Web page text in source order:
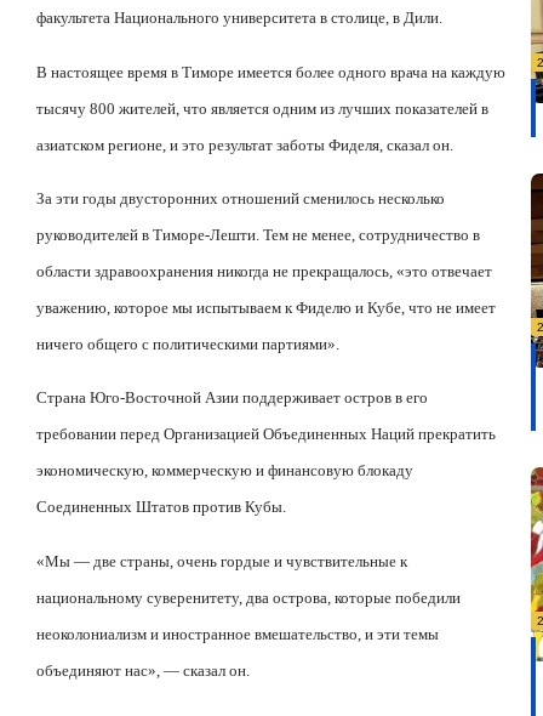
факультета Национального университета в столице, в Дили.
В настоящее время в Тиморе имеется более одного врача на каждую
тысячу 800 жителей, что является одним из лучших показателей в
азиатском регионе, и это результат заботы Фиделя, сказал он.
За эти годы двусторонних отношений сменилось несколько
руководителей в Тиморе-Лешти. Тем не менее, сотрудничество в
области здравоохранения никогда не прекращалось, «это отвечает
уважению, которое мы испытываем к Фиделю и Кубе, что не имеет
ничего общего с политическими партиями».
Страна Юго-Восточной Азии поддерживает остров в его
требовании перед Организацией Объединенных Наций прекратить
экономическую, коммерческую и финансовую блокаду
Соединенных Штатов против Кубы.
«Мы — две страны, очень гордые и чувствительные к
национальному суверенитету, два острова, которые победили
неоколониализм и иностранное вмешательство, и эти темы
объединяют нас», — сказал он.